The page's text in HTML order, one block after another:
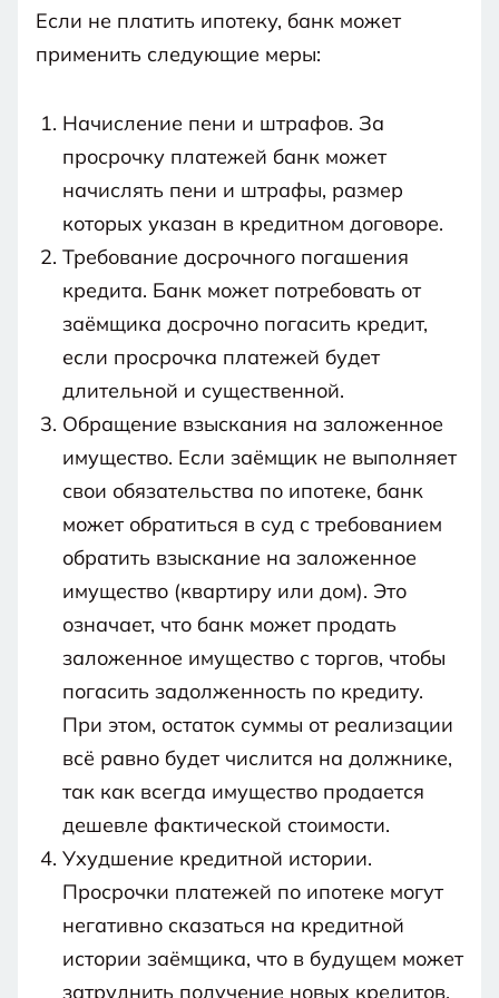
Связан
в
ходе
на
персональных
данных и
с правилами
сайтом
Если не платить ипотеку, банк может
применить следующие меры:
Начисление пени и штрафов. За
просрочку платежей банк может
начислять пени и штрафы, размер
которых указан в кредитном договоре.
Требование досрочного погашения
кредита. Банк может потребовать от
заёмщика досрочно погасить кредит,
если просрочка платежей будет
длительной и существенной.
Обращение взыскания на заложенное
имущество. Если заёмщик не выполняет
свои обязательства по ипотеке, банк
может обратиться в суд с требованием
обратить взыскание на заложенное
имущество (квартиру или дом). Это
означает, что банк может продать
заложенное имущество с торгов, чтобы
погасить задолженность по кредиту.
При этом, остаток суммы от реализации
всё равно будет числится на должнике,
так как всегда имущество продается
дешевле фактической стоимости.
Ухудшение кредитной истории.
Просрочки платежей по ипотеке могут
негативно сказаться на кредитной
истории заёмщика, что в будущем может
затруднить получение новых кредитов.